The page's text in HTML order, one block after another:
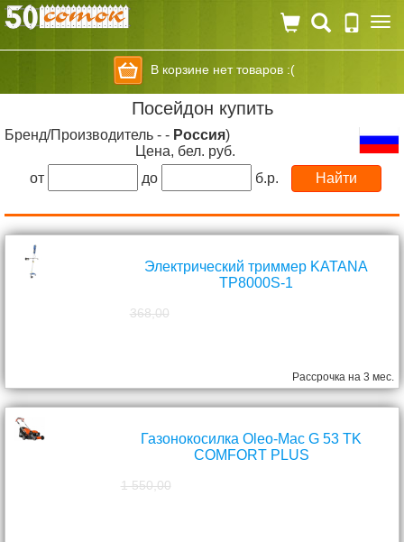
В корзине нет товаров :(
Посейдон купить
Бренд/Производитель - - Россия)
Цена, бел. руб.
от
до б.р.
Электрический триммер KATANA
TP8000S-1
368,00
Рассрочка на 3 мес.
Газонокосилка Oleo-Mac G 53 TK
COMFORT PLUS
1 550,00